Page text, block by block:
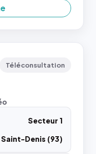
Téléconsultation
Secteur 1
Saint-Denis (93)